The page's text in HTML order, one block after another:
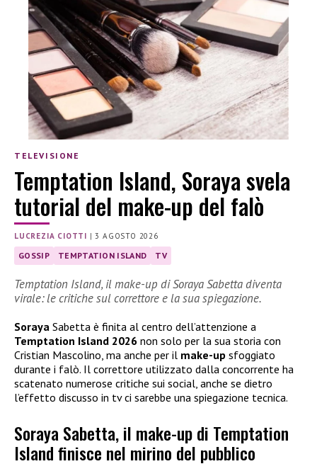
TELEVISIONE
Temptation Island, Soraya svela
tutorial del make-up del falò
LUCREZIA CIOTTI |3 AGOSTO 2026
GOSSIP TEMPTATION ISLAND TV
Temptation Island, il make-up di Soraya Sabetta diventa
virale: le critiche sul correttore e la sua spiegazione.
Soraya Sabetta è finita al centro dell’attenzione a
Temptation Island 2026 non solo per la sua storia con
Cristian Mascolino, ma anche per il make-up sfoggiato
durante i falò. Il correttore utilizzato dalla concorrente ha
scatenato numerose critiche sui social, anche se dietro
l’effetto discusso in tv ci sarebbe una spiegazione tecnica.
Soraya Sabetta, il make-up di Temptation
Island finisce nel mirino del pubblico